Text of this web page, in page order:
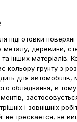
підготовки
металу, деревини,
інших матеріалів.
кольору грунту з
для автомобілів,
обладнання, в
застосовується
і зовнішніх
не трескается, не